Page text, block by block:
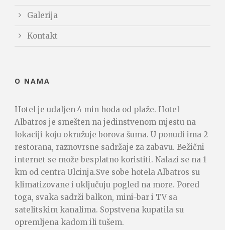
Galerija
Kontakt
O NAMA
Hotel je udaljen 4 min hoda od plaže. Hotel
Albatros je smešten na jedinstvenom mjestu na
lokaciji koju okružuje borova šuma. U ponudi ima 2
restorana, raznovrsne sadržaje za zabavu. Bežični
internet se može besplatno koristiti. Nalazi se na 1
km od centra Ulcinja.Sve sobe hotela Albatros su
klimatizovane i uključuju pogled na more. Pored
toga, svaka sadrži balkon, mini-bar i TV sa
satelitskim kanalima. Sopstvena kupatila su
opremljena kadom ili tušem.